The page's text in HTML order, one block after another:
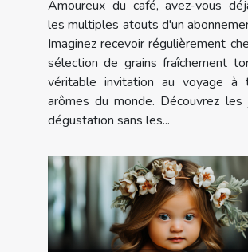
Amoureux du café, avez-vous
les multiples atouts d'un
Imaginez recevoir régulièrement
sélection de grains fraîchement
véritable invitation au voyage à
arômes du monde. Découvrez
dégustation sans les...